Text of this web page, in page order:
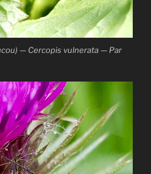
— Cercopis vulnerata — Par